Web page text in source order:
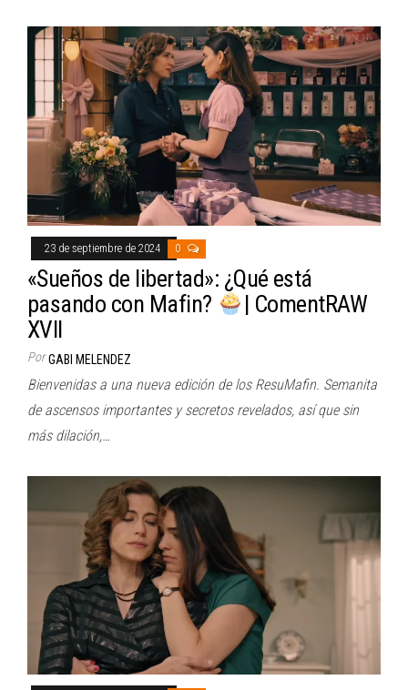
23 de septiembre de 2024 0
«Sueños de libertad»: ¿Qué está
pasando con Mafin?
| ComentRAW
XVII
Por GABI MELENDEZ
Bienvenidas a una nueva edición de los ResuMafin. Semanita
de ascensos importantes y secretos revelados, así que sin
más dilación,…